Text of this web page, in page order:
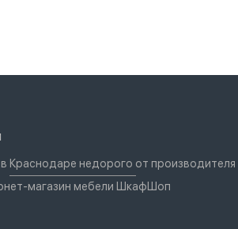
Краснодаре недорого от производителя
магазин мебели ШкафШоп